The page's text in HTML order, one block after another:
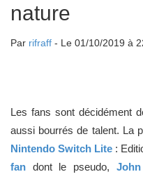
nature
Par rifraff - Le 01/10/2019 à
Les fans sont décidément
aussi bourrés de talent. La
Nintendo Switch Lite :
fan dont le pseudo,